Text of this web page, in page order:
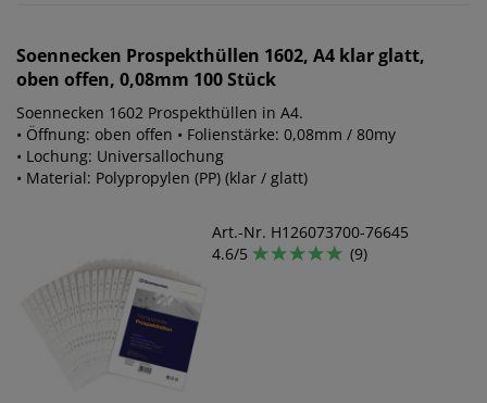
Soennecken Prospekthüllen 1602, A4 klar glatt,
oben offen, 0,08mm 100 Stück
Soennecken 1602 Prospekthüllen in A4.
• Öffnung: oben offen • Folienstärke: 0,08mm / 80my
• Lochung: Universallochung
• Material: Polypropylen (PP) (klar / glatt)
Art.-Nr. H126073700-76645
4.6/5
(9)